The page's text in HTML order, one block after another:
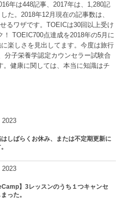
年は448記事、2017年は、1,280記
た。2018年12月現在の記事数は、
るワザです。TOEICは30回以上受け
TOEIC700点達成を2018年の5月に
楽しさを見出してます。今度は旅行
分子栄養学認定カウンセラー試験合
健康に関しては、本当に知識はチ
2023
しばらくお休み、または不定期更新に
2023
】3レッスンのうち１つキャンセ
った。